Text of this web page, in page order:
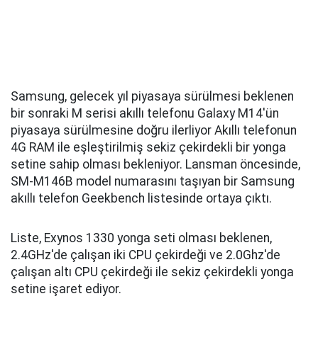
Samsung, gelecek yıl piyasaya sürülmesi beklenen
bir sonraki M serisi akıllı telefonu Galaxy M14'ün
piyasaya sürülmesine doğru ilerliyor Akıllı telefonun
4G RAM ile eşleştirilmiş sekiz çekirdekli bir yonga
setine sahip olması bekleniyor. Lansman öncesinde,
SM-M146B model numarasını taşıyan bir Samsung
akıllı telefon Geekbench listesinde ortaya çıktı.
Liste, Exynos 1330 yonga seti olması beklenen,
2.4GHz'de çalışan iki CPU çekirdeği ve 2.0Ghz'de
çalışan altı CPU çekirdeği ile sekiz çekirdekli yonga
setine işaret ediyor.